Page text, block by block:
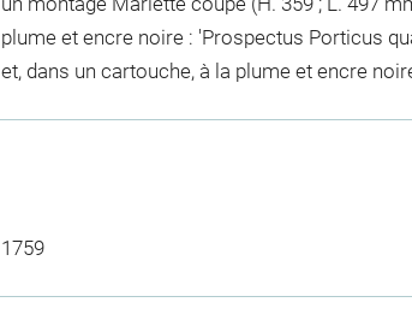
plume et encre noire : 'Prospectus Porticus
et, dans un cartouche, à la plume et encre
1759